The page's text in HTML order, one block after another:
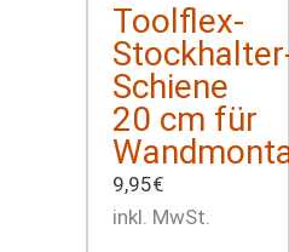
Toolflex-
Schiene
20 cm für
9,95€
inkl. MwSt.